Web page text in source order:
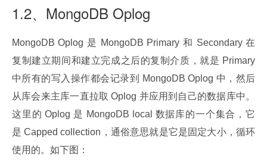
1.2、MongoDB Oplog
MongoDB Oplog 是 MongoDB Primary 和 Secondary 在
复制建立期间和建立完成之后的复制介质，就是 Primary
中所有的写入操作都会记录到 MongoDB Oplog 中，然后
从库会来主库一直拉取 Oplog 并应用到自己的数据库中。
这里的 Oplog 是 MongoDB local 数据库的一个集合，它
是 Capped collection，通俗意思就是它是固定大小，循环
使用的。如下图：